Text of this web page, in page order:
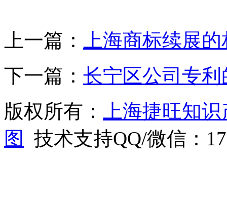
上一篇：
上海商标续展
下一篇： 长宁区公司专
版权所有：
上海捷旺知
图
技术支持QQ/微信：